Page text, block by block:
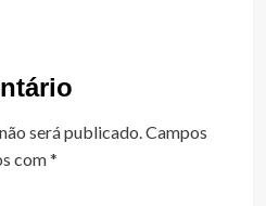
será publicado.Campos
com*